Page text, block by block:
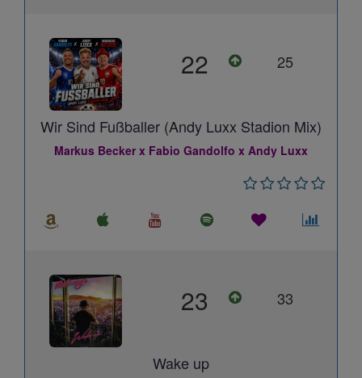
22 25
Wir Sind Fußballer (Andy Luxx Stadion Mix)
Markus Becker x Fabio Gandolfo x Andy Luxx
23 33
Wake up